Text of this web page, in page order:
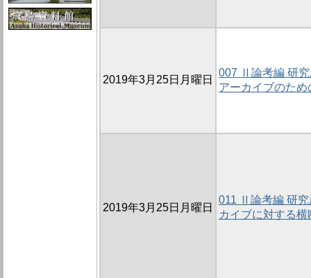
2019年3月25日月曜日
007 Ⅱ論考編 研
アーカイブのた
2019年3月25日月曜日
011 Ⅱ論考編 研
カイブに対する